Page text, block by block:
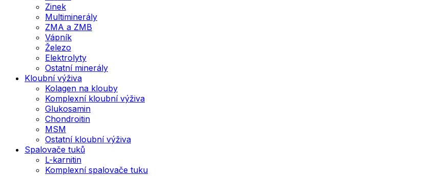
Zinek
Multiminerály
ZMA a ZMB
Vápník
Železo
Elektrolyty
Ostatní minerály
Kloubní výživa
Kolagen na klouby
Komplexní kloubní výživa
Glukosamin
Chondroitin
MSM
Ostatní kloubní výživa
Spalovače tuků
L-karnitin
Komplexní spalovače tuku